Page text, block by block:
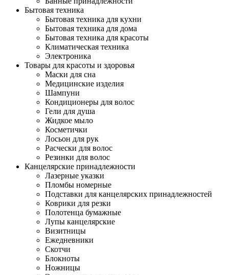
Бытовая техника
Бытовая техника для кухни
Бытовая техника для дома
Бытовая техника для красоты
Климатическая техника
Электроника
Товары для красоты и здоровья
Маски для сна
Медицинские изделия
Шампуни
Кондиционеры для волос
Гели для душа
Жидкое мыло
Косметички
Лосьон для рук
Расчески для волос
Резинки для волос
Канцелярские принадлежности
Лазерные указки
Пломбы номерные
Подставки для канцелярских принадлежностей
Коврики для резки
Полотенца бумажные
Лупы канцелярские
Визитницы
Ежедневники
Скотчи
Блокноты
Ножницы